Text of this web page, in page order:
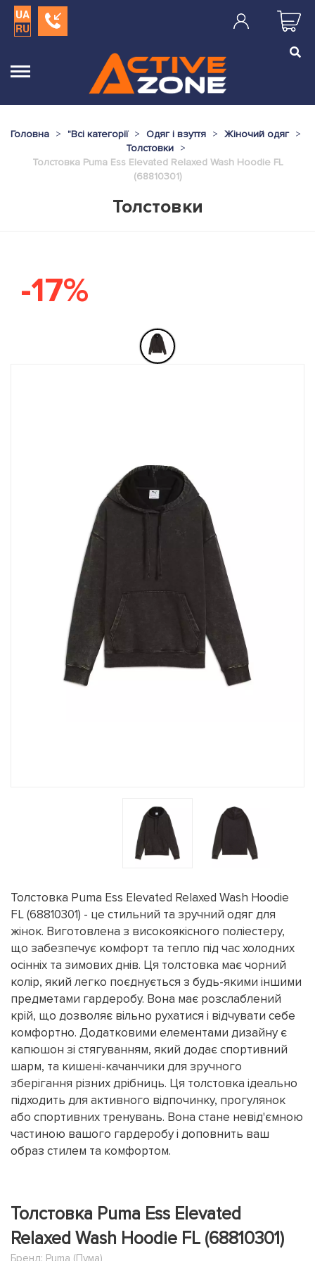
UA
RU
Головна "Всі категорії Одяг і взуття
Жіночий одяг
Толстовки
Толстовка Puma Ess Elevated Relaxed Wash Hoodie FL
(68810301)
Толстовки
-17%
Толстовка Puma Ess Elevated Relaxed Wash Hoodie
FL (68810301) - це стильний та зручний одяг для
жінок. Виготовлена з високоякісного поліестеру,
що забезпечує комфорт та тепло під час холодних
осінніх та зимових днів. Ця толстовка має чорний
колір, який легко поєднується з будь-якими іншими
предметами гардеробу. Вона має розслаблений
крій, що дозволяє вільно рухатися і відчувати себе
комфортно. Додатковими елементами дизайну є
капюшон зі стягуванням, який додає спортивний
шарм, та кишені-качанчики для зручного
зберігання різних дрібниць. Ця толстовка ідеально
підходить для активного відпочинку, прогулянок
або спортивних тренувань. Вона стане невід'ємною
частиною вашого гардеробу і доповнить ваш
образ стилем та комфортом.
Толстовка Puma Ess Elevated
Relaxed Wash Hoodie FL (68810301)
Бренд: Puma (Пума)